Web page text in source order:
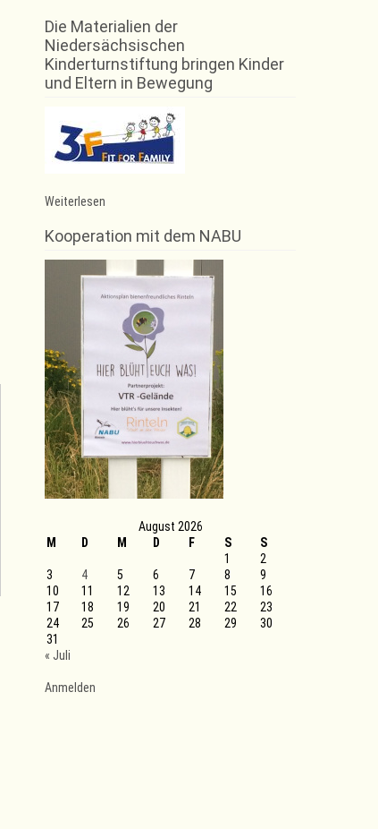
Die Materialien der
Niedersächsischen
Kinderturnstiftung bringen Kinder
und Eltern in Bewegung
Weiterlesen
Trampolinerinnen
auch
auf
Landesebene
erfolgreich
Kooperation mit dem NABU
August 2026
M
D M D F S
S
1
2
3
4 5 6 7 8
9
10
11 12 13 14 15
16
17
18 19 20 21 22
23
24
25 26 27 28 29
30
31
« Juli
Anmelden